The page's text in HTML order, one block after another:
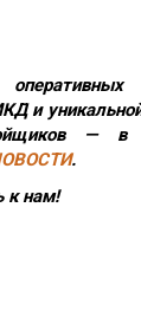
и
— в
.
к нам!